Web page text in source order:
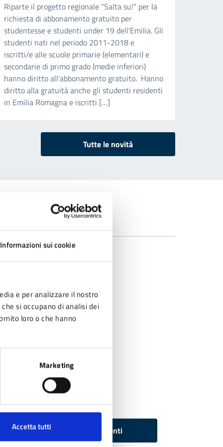
Informazioni sui cookie
e per analizzare il nostro
si occupano di analisi dei
loro o che hanno
Marketing
Accetta tutti
Riparte il progetto regionale “Salta su!” per la
richiesta di abbonamento gratuito per
studentesse e studenti under 19 dell’Emilia. Gli
studenti nati nel periodo 2011-2018 e
iscritti/e alle scuole primarie (elementari) e
secondarie di primo grado (medie inferiori)
hanno diritto all’abbonamento gratuito. Hanno
diritto alla gratuità anche gli studenti residenti
in Emilia Romagna e iscritti […]
Tutte le novità
Tutti i documenti